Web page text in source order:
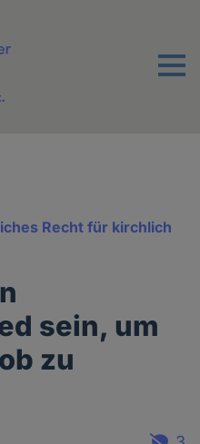
Menu
Recht für kirchlich
sein, um
zu